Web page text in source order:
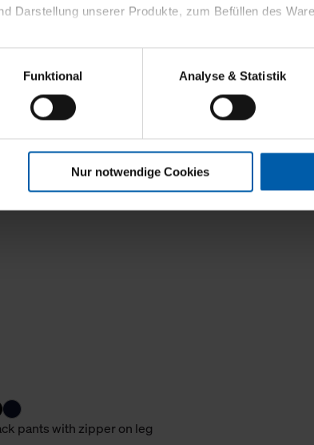
Darstellung unserer Produkte, zum Befüllen des
Anzeigen und Inhalte aufgrund Ihres
Zwecke zur Analyse und Optimierung unserer
übermitteln wir in anonymisierter Form an Dritte
wir alle Cookies und Web-Technologien für Ihr
Schaltflächen können Sie die Arten der Cookies
Funktional Analyse & Statistik
Nur notwendige Cookies
pants with zipper on leg